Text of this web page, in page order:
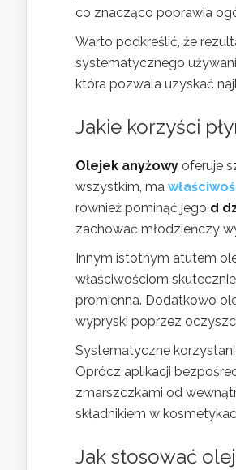
co znacząco poprawia
Warto podkreślić, że
systematycznego
która pozwala uzyskać
Jakie korzyści
Olejek anyżowy oferuje
wszystkim, ma
również pominąć jego d
zachować młodzieńczy
Innym istotnym atutem
właściwościom
promienna. Dodatkowo
wypryski poprzez
Systematyczne
Oprócz aplikacji
zmarszczkami od
składnikiem w
Jak stosować